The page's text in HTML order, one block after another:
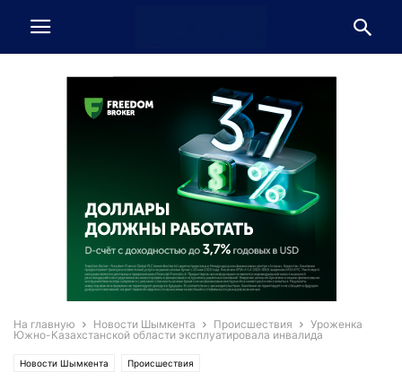
На главную Новости Шымкента Происшествия
Уроженка
Южно-Казахстанской области эксплуатировала инвалида
Новости Шымкента Происшествия